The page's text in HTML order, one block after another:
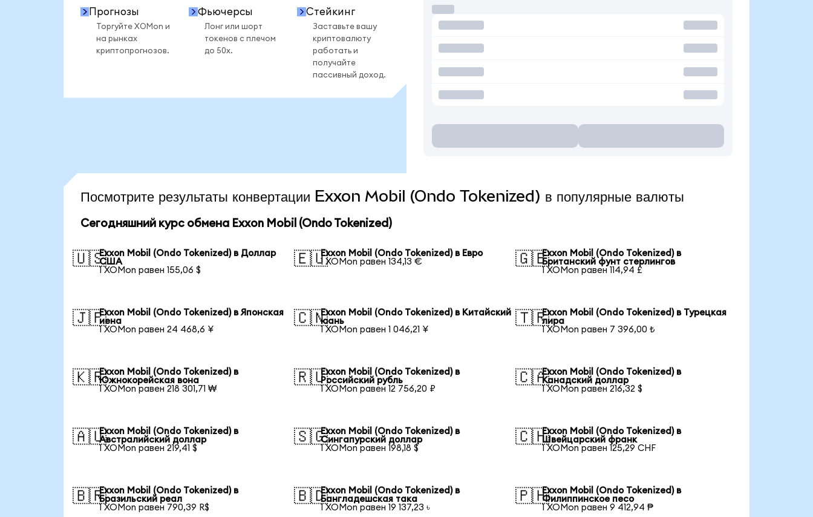
Прогнозы
Торгуйте XOMon и
на рынках
криптопрогнозов.
Фьючерсы
Лонг или шорт
токенов с плечом
до 50x.
Стейкинг
Заставьте вашу
криптовалюту
работать и
получайте
пассивный доход.
Посмотрите результаты конвертации Exxon Mobil (Ondo Tokenized) в популярные валюты
Сегодняшний курс обмена Exxon Mobil (Ondo Tokenized)
🇺🇸Exxon Mobil (Ondo Tokenized) в Доллар
США
1 XOMon равен 155,06 $
🇪🇺Exxon Mobil (Ondo Tokenized) в Евро
1 XOMon равен 134,13 €
🇬🇧Exxon Mobil (Ondo Tokenized) в
Британский фунт стерлингов
1 XOMon равен 114,94 £
🇯🇵Exxon Mobil (Ondo Tokenized) в Японская
иена
1 XOMon равен 24 468,6 ¥
🇨🇳Exxon Mobil (Ondo Tokenized) в Китайский
юань
1 XOMon равен 1 046,21 ¥
🇹🇷Exxon Mobil (Ondo Tokenized) в Турецкая
лира
1 XOMon равен 7 396,00 ₺
🇰🇷Exxon Mobil (Ondo Tokenized) в
Южнокорейская вона
1 XOMon равен 218 301,71 ₩
🇷🇺Exxon Mobil (Ondo Tokenized) в
Российский рубль
1 XOMon равен 12 756,20 ₽
🇨🇦Exxon Mobil (Ondo Tokenized) в
Канадский доллар
1 XOMon равен 216,32 $
🇦🇺Exxon Mobil (Ondo Tokenized) в
Австралийский доллар
1 XOMon равен 219,41 $
🇸🇬Exxon Mobil (Ondo Tokenized) в
Сингапурский доллар
1 XOMon равен 198,18 $
🇨🇭Exxon Mobil (Ondo Tokenized) в
Швейцарский франк
1 XOMon равен 125,29 CHF
🇧🇷Exxon Mobil (Ondo Tokenized) в
Бразильский реал
1 XOMon равен 790,39 R$
🇧🇩Exxon Mobil (Ondo Tokenized) в
Бангладешская така
1 XOMon равен 19 137,23 ৳
🇵🇭Exxon Mobil (Ondo Tokenized) в
Филиппинское песо
1 XOMon равен 9 412,94 ₱